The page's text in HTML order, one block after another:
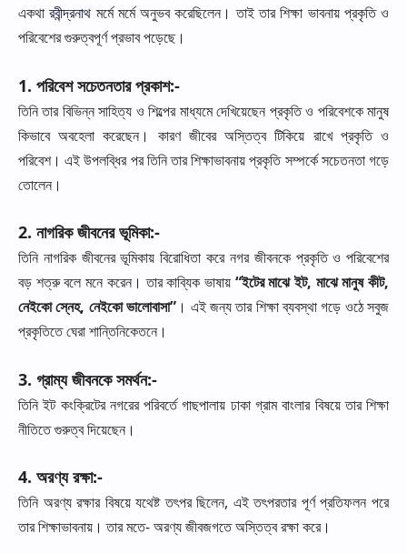
একথা রবীন্দ্রনাথ মর্মে মর্মে অনুভব করেছিলেন। তাই তার শিক্ষা ভাবনায় প্রকৃতি ও
পরিবেশেরগুরুত্বপূর্ণপ্রভাবপড়েছে।
1. পরিবেশ সচেতনতার প্রকাশ:-
তিনি তার বিভিন্ন সাহিত্য ও শিল্পের মাধ্যমে দেখিয়েছেন প্রকৃতি ও পরিবেশকে মানুষ
কিভাবে অবহেলা করেছেন। কারণ জীবের অস্তিত্ব টিকিয়ে রাখে প্রকৃতি ও
পরিবেশ। এই উপলব্ধির পরতিনিতারশিক্ষাভাবনায় প্রকৃতি সম্পর্কেসচেতনতাগড়ে
তোলেন।
2. নাগরিক জীবনের ভূমিকা:-
তিনি নাগরিক জীবনের ভূমিকায় বিরোধিতা করে নগর জীবনকে প্রকৃতি ও পরিবেশের
বড় শত্রু বলে মনে করেন। তার কাব্যিক ভাষায় “ইটের মাঝে ইট, মাঝে মানুষ কীট,
নেইকোস্নেহ, নেইকোভালোবাসা” । এই জন্যতার শিক্ষাব্যবস্থাগড়ে ওঠেসবুজ
প্রকৃতিতেঘেরাশান্তিনিকেতনে।
3. গ্রাম্য জীবনকে সমর্থন:-
তিনি ইট কংক্রিটের নগরের পরিবর্তে গাছপালায় ঢাকা গ্রাম বাংলার বিষয়ে তার শিক্ষা
নীতিতেগুরুত্বদিয়েছেন।
4. অরণ্য রক্ষা:-
তিনি অরণ্য রক্ষার বিষয়ে যথেষ্ট তৎপর ছিলেন, এই তৎপরতার পূর্ণ প্রতিফলন পরে
তারশিক্ষাভাবনায়। তারমতে-অরণ্যজীবজগতেঅস্তিত্বরক্ষাকরে।